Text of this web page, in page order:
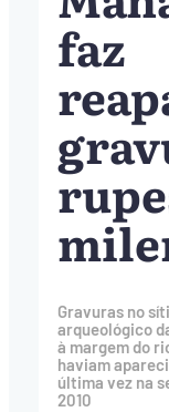
faz
Gravuras no
arqueológico
à margem do
haviam
última vez na
2010